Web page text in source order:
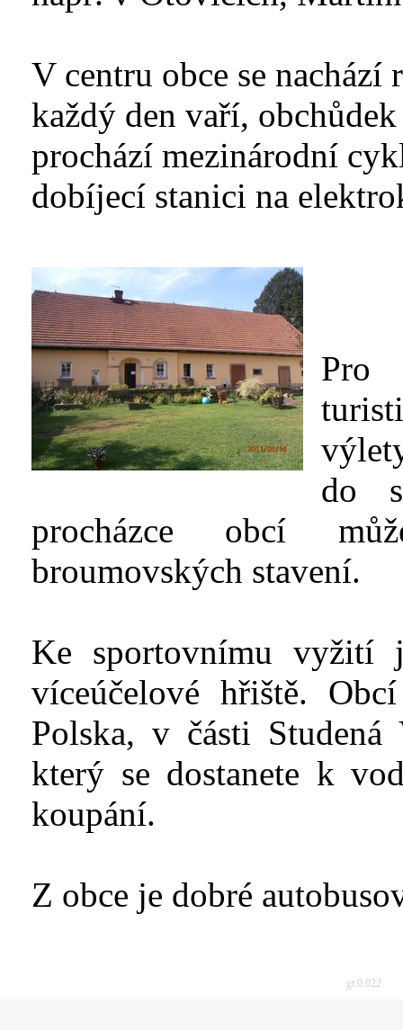
V centru obce se nachází
každý den vaří,
prochází mezinárodní
dobíjecí stanici na
Pro
do
procházce obcí
broumovských stavení.
Ke sportovnímu vyžití
víceúčelové hřiště.
Polska, v části
který se dostanete k
koupání.
Z obce je dobré
gt:0.022